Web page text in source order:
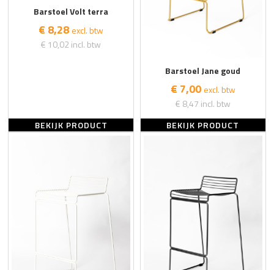
Barstoel Volt terra
€ 8,28 excl. btw
€ 10,02 incl. btw
BEKIJK PRODUCT
Barstoel Jane goud
€ 7,00 excl. btw
€ 8,47 incl. btw
BEKIJK PRODUCT